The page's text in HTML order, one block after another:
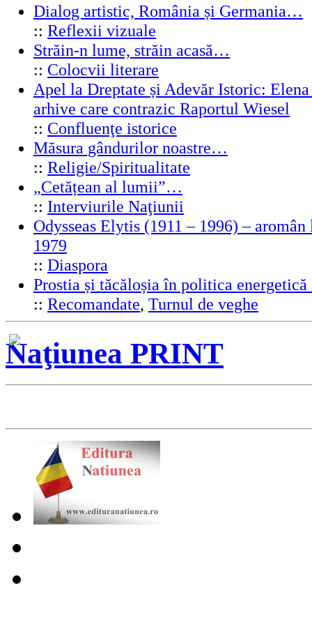
Dialog artistic, România și Germania…
:: Reflexii vizuale
Străin-n lume, străin acasă…
:: Colocvii literare
Apel la Dreptate și Adevăr Istoric:
arhive care contrazic Raportul Wiesel
:: Confluenţe istorice
Măsura gândurilor noastre…
:: Religie/Spiritualitate
„Cetățean al lumii”…
:: Interviurile Naţiunii
Odysseas Elytis (1911 – 1996) –
1979
:: Diaspora
Prostia și tăcăloșia în politica
:: Recomandate, Turnul de veghe
Naţiunea PRINT